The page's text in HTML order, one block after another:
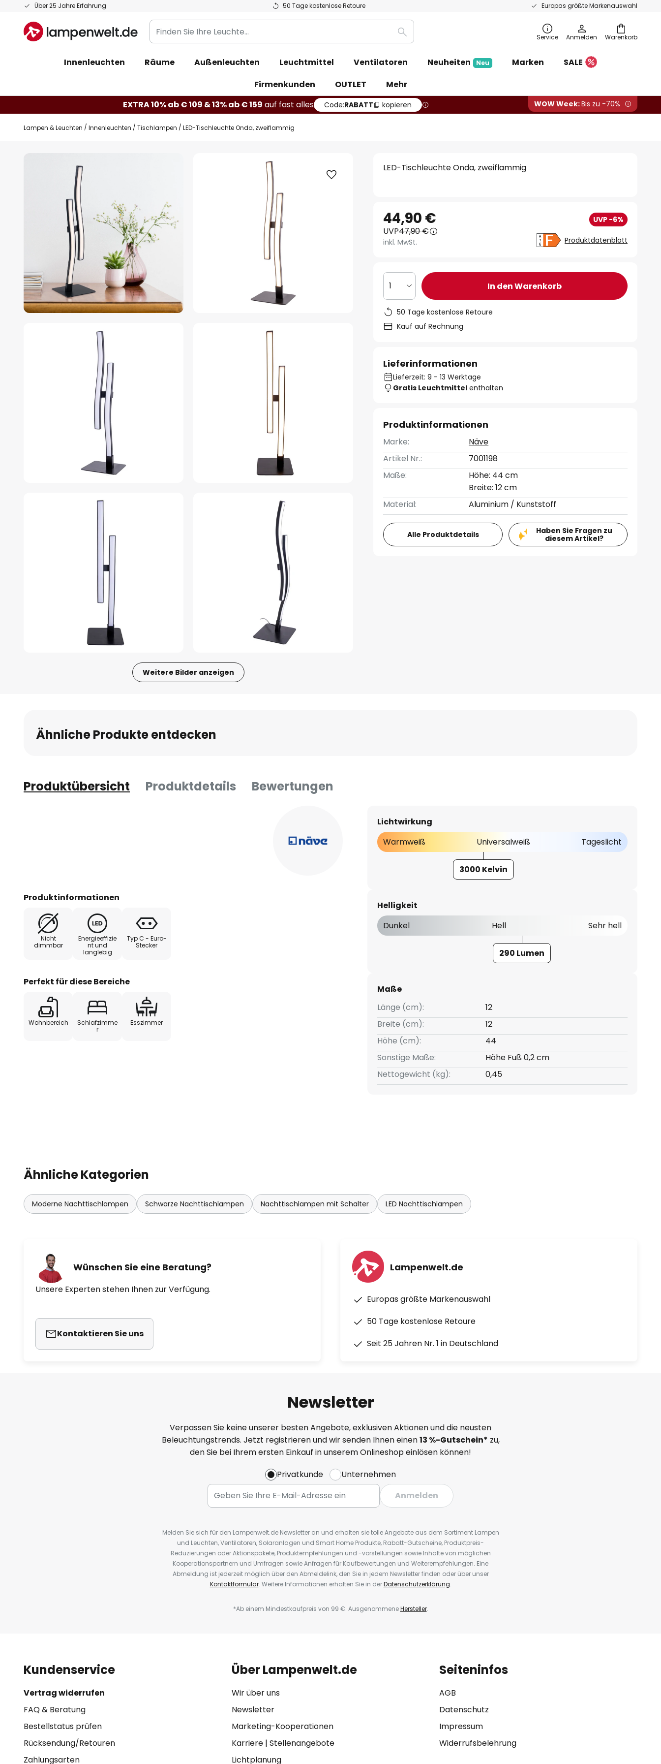
Über 25 Jahre Erfahrung 50 Tage kostenlose Retoure Europas größte Markenauswahl
Zum
springen
Warenkorb
Finden
Sie
Leuchte...
Suche Service Anmelden
Innenleuchten Räume Außenleuchten Leuchtmittel Ventilatoren Neuheiten Neu Marken
SALE
Firmenkunden
OUTLET
Mehr
EXTRA 10% ab € 109 & 13% ab € 159 auf fast alles Code:RABATT kopieren WOW Week:Bis zu -70%
Lampen & Leuchten Innenleuchten Tischlampen LED-Tischleuchte Onda, zweiflammig
Weitere Bilder anzeigen
Bildgalerie
springen
LED-Tischleuchte Onda, zweiflammig
44,90 € UVP -6%
UVP47,90 €
inkl. MwSt. Produktdatenblatt
1 In den Warenkorb
50 Tage kostenlose Retoure
Kauf auf Rechnung
Lieferinformationen
Lieferzeit: 9 - 13 Werktage
Gratis Leuchtmittel enthalten
Produktinformationen
Marke:
Näve
Artikel Nr.:
7001198
Maße:
Höhe: 44 cm
Breite: 12 cm
Material:
Aluminium / Kunststoff
Alle Produktdetails
Haben Sie Fragen zu
diesem Artikel?
Ähnliche Produkte entdecken
Produktübersicht Produktdetails Bewertungen
Produktinformationen
Nicht
dimmbar
Energieeffizie
nt und
langlebig
Typ C - Euro-
Stecker
Perfekt für diese Bereiche
Wohnbereich
Schlafzimme
r
Esszimmer
Lichtwirkung
Warmweiß
Universalweiß Tageslicht
3000 Kelvin
Helligkeit
Dunkel
Hell Sehr hell
290 Lumen
Maße
Länge (cm):
12
Breite (cm):
12
Höhe (cm):
44
Sonstige Maße:
Höhe Fuß 0,2 cm
Nettogewicht (kg):
0,45
Ähnliche Kategorien
Moderne Nachttischlampen Schwarze Nachttischlampen Nachttischlampen mit Schalter LED Nachttischlampen
Wünschen Sie eine Beratung?
Unsere Experten stehen Ihnen zur Verfügung.
Kontaktieren Sie uns
Lampenwelt.de
Europas größte Markenauswahl
50 Tage kostenlose Retoure
Seit 25 Jahren Nr. 1 in Deutschland
Newsletter
Verpassen Sie keine unserer besten Angebote, exklusiven Aktionen und die neusten
Beleuchtungstrends. Jetzt registrieren und wir senden Ihnen einen13 %-Gutschein* zu,
den Sie bei Ihrem ersten Einkauf in unserem Onlineshop einlösen können!
Privatkunde
Unternehmen
Anmelden
Melden Sie sich für den Lampenwelt.de Newsletter an und erhalten sie tolle Angebote aus dem Sortiment Lampen
und Leuchten, Ventilatoren, Solaranlagen und Smart Home Produkte, Rabatt-Gutscheine, Produktpreis-
Reduzierungen oder Aktionspakete, Produktempfehlungen und -vorstellungen sowie Inhalte von möglichen
Kooperationspartnern und Umfragen sowie Anfragen für Kaufbewertungen und Weiterempfehlungen. Eine
Abmeldung ist jederzeit möglich über den Abmeldelink, den Sie in jedem Newsletter finden oder über unser
Kontaktformular. Weitere Informationen erhalten Sie in derDatenschutzerklärung.
*Ab einem Mindestkaufpreis von 99 €. AusgenommeneHersteller.
Kundenservice
Vertrag widerrufen
FAQ & Beratung
Bestellstatus prüfen
Rücksendung/Retouren
Zahlungsarten
Über Lampenwelt.de
Wir über uns
Newsletter
Marketing-Kooperationen
Karriere| Stellenangebote
Lichtplanung
Seiteninfos
AGB
Datenschutz
Impressum
Widerrufsbelehrung